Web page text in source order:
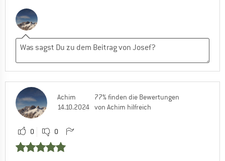
Achim
14.10.2024
77% finden die Bewertungen
von Achim hilfreich
0 0